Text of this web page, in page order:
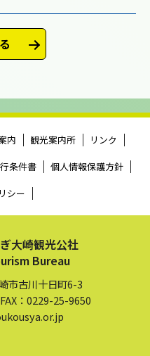
内 観光案内所
リンク
条件書
個人情報保護方針
シー
大崎観光公社
Bureau
市古川十日町6-3
：0229-25-9650